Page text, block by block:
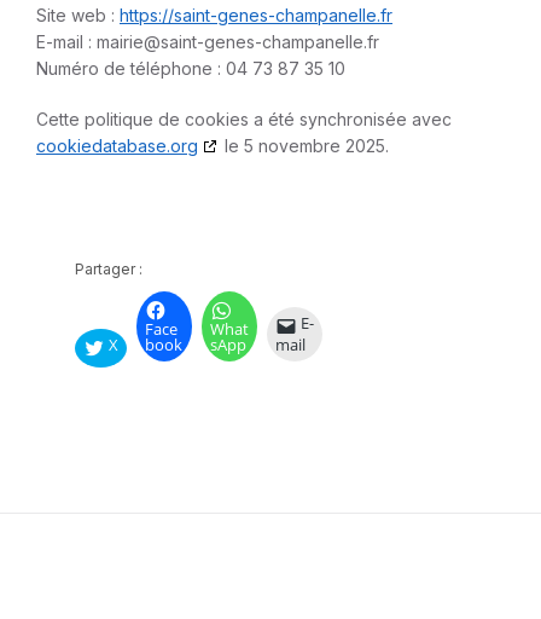
Site web : https://saint-genes-champanelle.fr
E-mail : mairie@saint-genes-champanelle.fr
Numéro de téléphone : 04 73 87 35 10
Cette politique de cookies a été synchronisée avec
cookiedatabase.org
le 5 novembre 2025.
Partager :
X
Face
book
What
sApp
E-
mail